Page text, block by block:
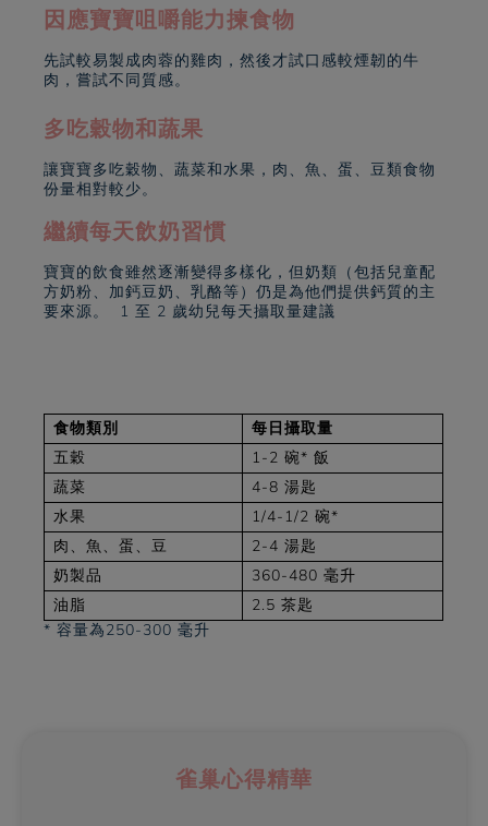
因應寶寶咀嚼能力揀食物
先試較易製成肉蓉的雞肉，然後才試口感較煙韌的牛
肉，嘗試不同質感。
多吃穀物和蔬果
讓寶寶多吃穀物、蔬菜和水果，肉、魚、蛋、豆類食物
份量相對較少。
繼續每天飲奶習慣
寶寶的飲食雖然逐漸變得多樣化，但奶類（包括兒童配
方奶粉、加鈣豆奶、乳酪等）仍是為他們提供鈣質的主
要來源。 1 至 2 歲幼兒每天攝取量建議
食物類別
每日攝取量
五穀
1-2 碗* 飯
蔬菜
4-8 湯匙
水果
1/4-1/2 碗*
肉、魚、蛋、豆
2-4 湯匙
奶製品
360-480 毫升
油脂
2.5 茶匙
* 容量為250-300 毫升
雀巢心得精華